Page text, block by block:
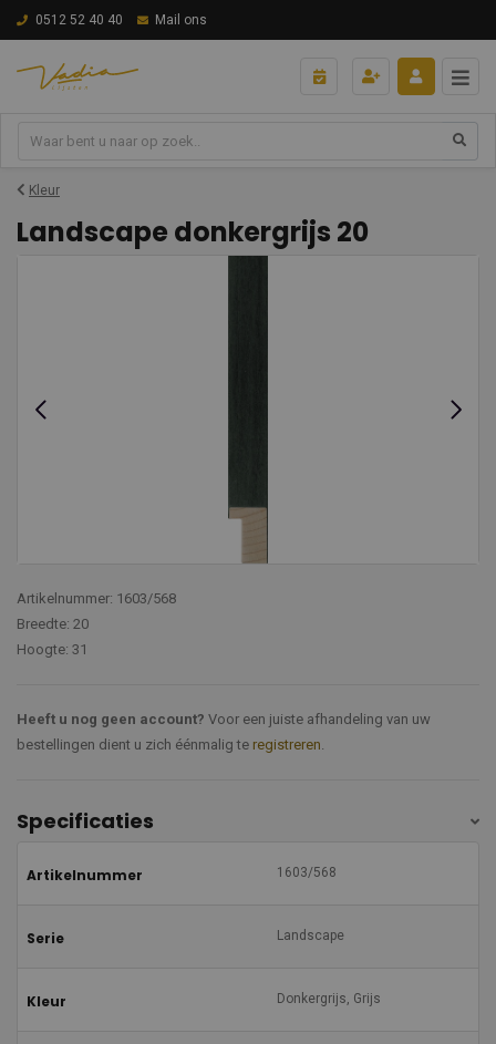
0512 52 40 40 Mail ons
Kleur
Landscape donkergrijs 20
Artikelnummer: 1603/568
Breedte: 20
Hoogte: 31
Heeft u nog geen account? Voor een juiste afhandeling van uw
bestellingen dient u zich éénmalig te registreren.
Specificaties
Artikelnummer 1603/568
Serie Landscape
Kleur Donkergrijs, Grijs